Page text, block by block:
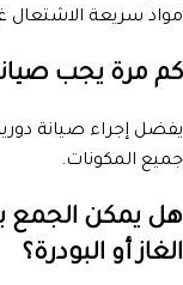
مواد سريعة الاشتعال
كم مرة يجب
جميع المكونات.
هل يمكن الجمع
الغاز أو البودرة؟